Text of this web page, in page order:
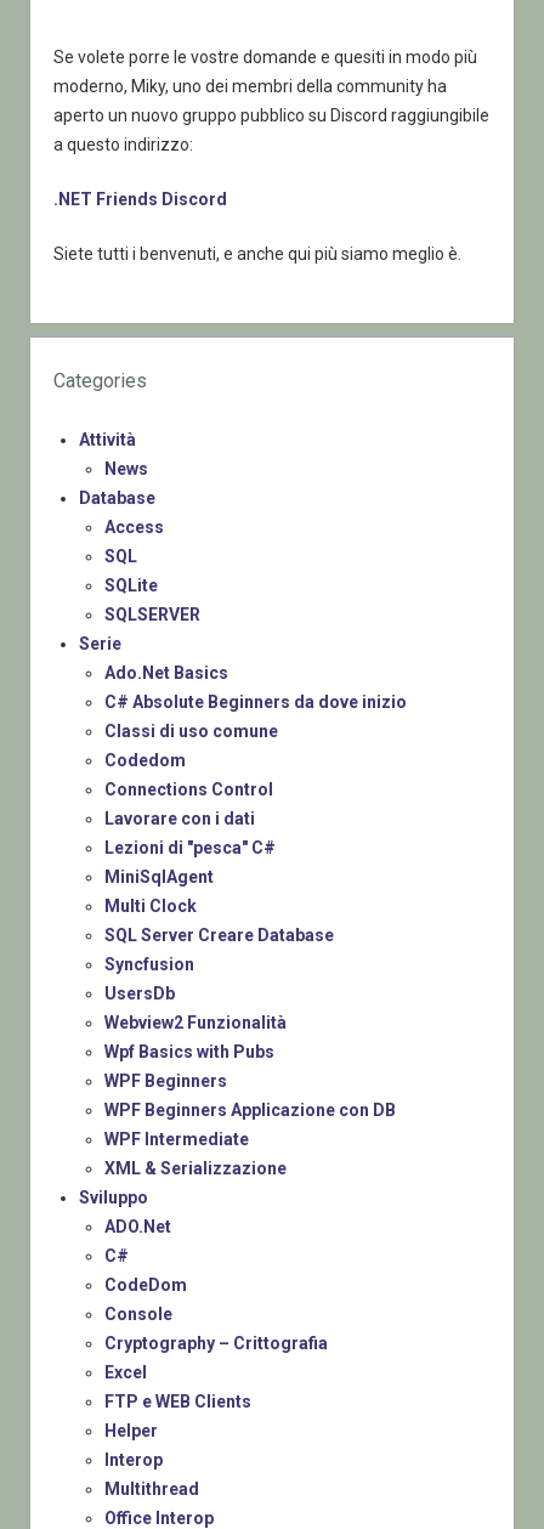
Se volete porre le vostre domande e quesiti in modo più
moderno, Miky, uno dei membri della community ha
aperto un nuovo gruppo pubblico su Discord raggiungibile
a questo indirizzo:
.NET Friends Discord
Siete tutti i benvenuti, e anche qui più siamo meglio è.
Categories
Attività
News
Database
Access
SQL
SQLite
SQLSERVER
Serie
Ado.Net Basics
C# Absolute Beginners da dove inizio
Classi di uso comune
Codedom
Connections Control
Lavorare con i dati
Lezioni di "pesca" C#
MiniSqlAgent
Multi Clock
SQL Server Creare Database
Syncfusion
UsersDb
Webview2 Funzionalità
Wpf Basics with Pubs
WPF Beginners
WPF Beginners Applicazione con DB
WPF Intermediate
XML & Serializzazione
Sviluppo
ADO.Net
C#
CodeDom
Console
Cryptography – Crittografia
Excel
FTP e WEB Clients
Helper
Interop
Multithread
Office Interop